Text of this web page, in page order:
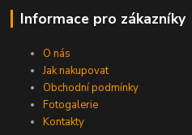
Informace pro zákazníky
O nás
Jak nakupovat
Obchodní podmínky
Fotogalerie
Kontakty